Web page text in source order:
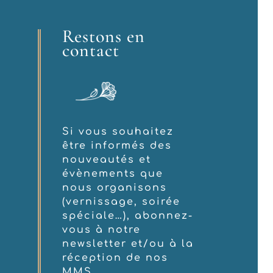
Restons en
contact
Si vous souhaitez
être informés des
nouveautés et
évènements que
nous organisons
(vernissage, soirée
spéciale…), abonnez-
vous à notre
newsletter et/ou à la
réception de nos